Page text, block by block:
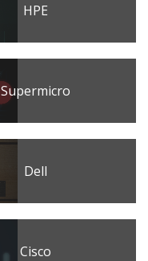
HPE
Supermicro
Dell
Cisco